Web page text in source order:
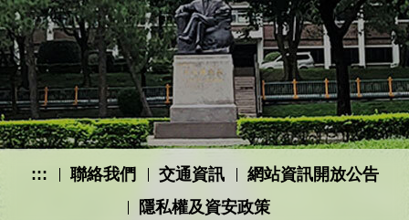
::: 聯絡我們 交通資訊
網站資訊開放公告
隱私權及資安政策